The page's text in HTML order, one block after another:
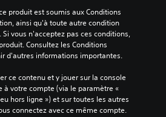
produit est soumis aux Conditions
ainsi qu'à toute autre condition
vous n'acceptez pas ces conditions,
Consultez les Conditions
d'autres informations importantes.
ce contenu et y jouer sur la console
à votre compte (via le paramètre «
hors ligne ») et sur toutes les autres
connectez avec ce même compte.